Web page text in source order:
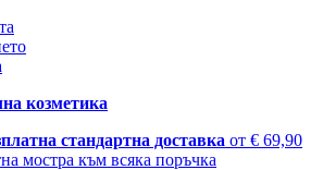
козметика
стандартна доставка от € 69,90
мостра към всяка поръчка